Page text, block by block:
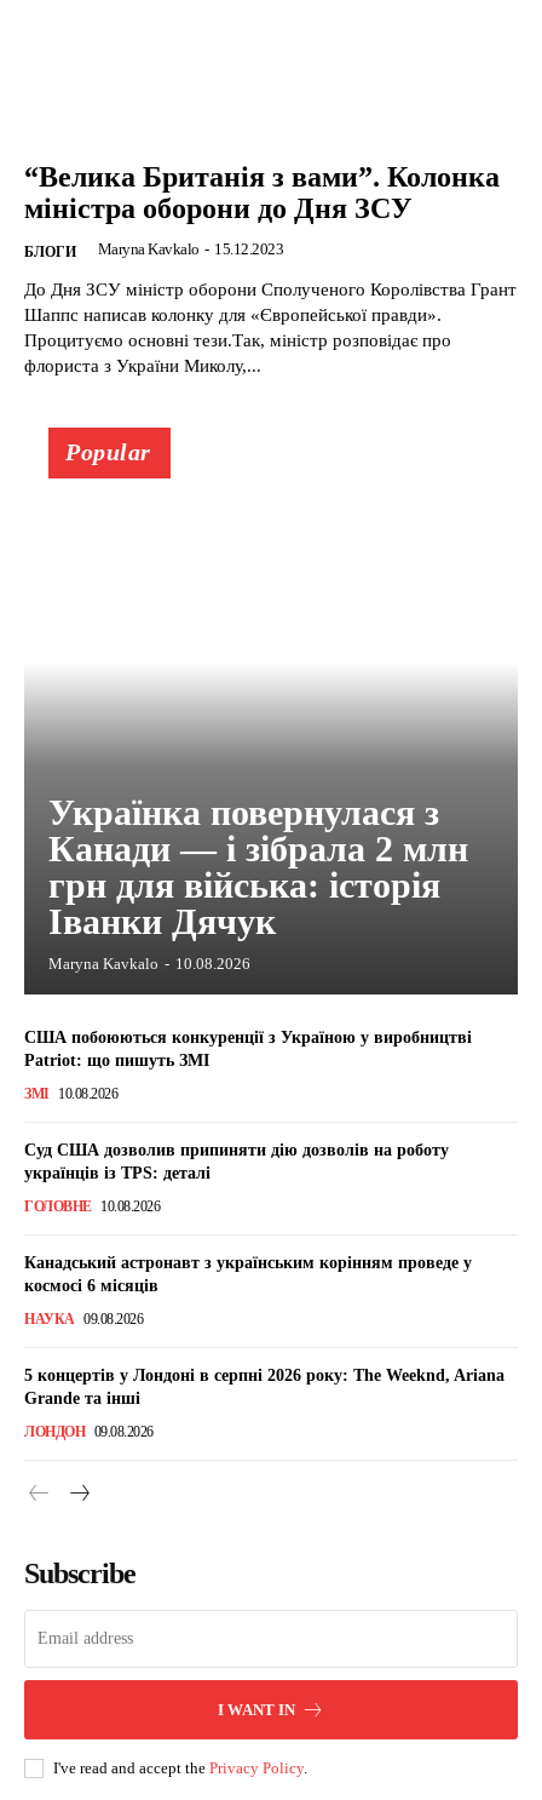
“Велика Британія з вами”. Колонка
міністра оборони до Дня ЗСУ
БЛОГИ Maryna Kavkalo - 15.12.2023
До Дня ЗСУ міністр оборони Сполученого Королівства Грант
Шаппс написав колонку для «Європейської правди».
Процитуємо основні тези.Так, міністр розповідає про
флориста з України Миколу,...
Popular
Українка повернулася з
Канади — і зібрала 2 млн
грн для війська: історія
Іванки Дячук
Maryna Kavkalo - 10.08.2026
США побоюються конкуренції з Україною у виробництві
Patriot: що пишуть ЗМІ
ЗМІ 10.08.2026
Суд США дозволив припиняти дію дозволів на роботу
українців із TPS: деталі
ГОЛОВНЕ 10.08.2026
Канадський астронавт з українським корінням проведе у
космосі 6 місяців
НАУКА 09.08.2026
5 концертів у Лондоні в серпні 2026 року: The Weeknd, Ariana
Grande та інші
ЛОНДОН 09.08.2026
Subscribe
I WANT IN
I've read and accept the Privacy Policy.